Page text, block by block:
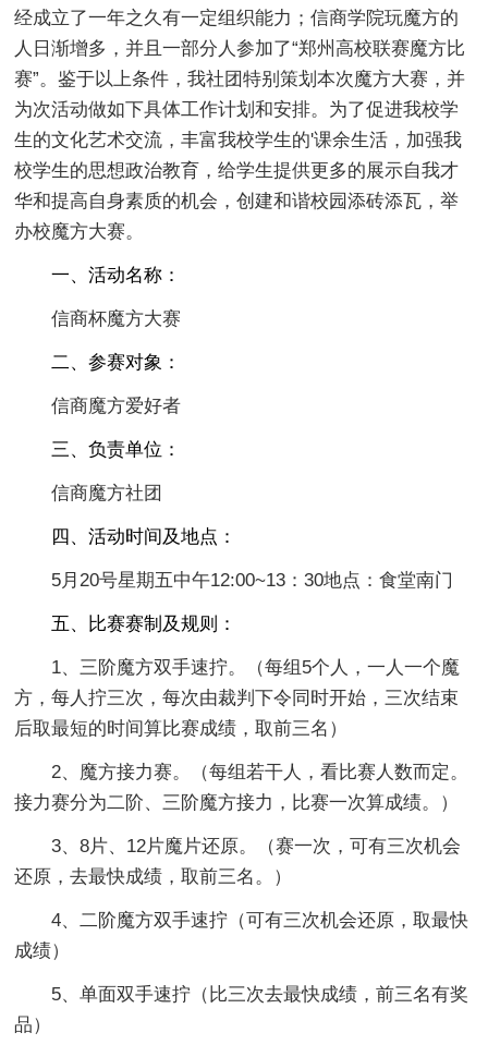
经成立了一年之久有一定组织能力；信商学院玩魔方的
人日渐增多，并且一部分人参加了“郑州高校联赛魔方比
赛”。鉴于以上条件，我社团特别策划本次魔方大赛，并
为次活动做如下具体工作计划和安排。为了促进我校学
生的文化艺术交流，丰富我校学生的'课余生活，加强我
校学生的思想政治教育，给学生提供更多的展示自我才
华和提高自身素质的机会，创建和谐校园添砖添瓦，举
办校魔方大赛。
一、活动名称：
信商杯魔方大赛
二、参赛对象：
信商魔方爱好者
三、负责单位：
信商魔方社团
四、活动时间及地点：
5月20号星期五中午12:00~13：30地点：食堂南门
五、比赛赛制及规则：
1、三阶魔方双手速拧。（每组5个人，一人一个魔
方，每人拧三次，每次由裁判下令同时开始，三次结束
后取最短的时间算比赛成绩，取前三名）
2、魔方接力赛。（每组若干人，看比赛人数而定。
接力赛分为二阶、三阶魔方接力，比赛一次算成绩。）
3、8片、12片魔片还原。（赛一次，可有三次机会
还原，去最快成绩，取前三名。）
4、二阶魔方双手速拧（可有三次机会还原，取最快
成绩）
5、单面双手速拧（比三次去最快成绩，前三名有奖
品）